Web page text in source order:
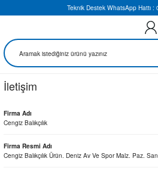
Teknik Destek WhatsApp Hattı
İletişim
Firma Adı
Cengiz Balıkçılık
Firma Resmi Adı
Cengiz Balıkçılık Ürün. Deniz Av Ve Spor Malz. Paz.